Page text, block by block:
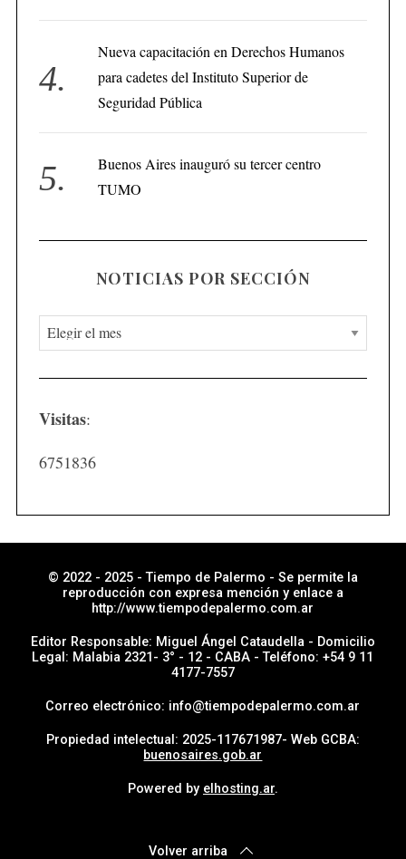
Nueva capacitación en Derechos Humanos
para cadetes del Instituto Superior de
Seguridad Pública
Buenos Aires inauguró su tercer centro
TUMO
NOTICIAS POR SECCIÓN
N
o
t
c
i
e
c
Visitas:
6751836
© 2022 - 2025 - Tiempo de Palermo - Se permite la
reproducción con expresa mención y enlace a
http://www.tiempodepalermo.com.ar
Editor Responsable: Miguel Ángel Cataudella - Domicilio
Legal: Malabia 2321- 3° - 12 - CABA - Teléfono: +54 9 11
4177-7557
Correo electrónico: info@tiempodepalermo.com.ar
Propiedad intelectual: 2025-117671987- Web GCBA:
buenosaires.gob.ar
Powered by elhosting.ar.
Volver arriba